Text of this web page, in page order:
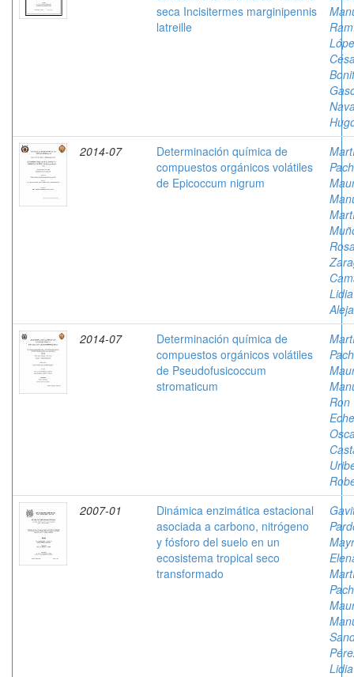
seca Incisitermes marginipennis
latreille
2014-07
Determinación química de
compuestos orgánicos volátiles
de Epicoccum nigrum
Lidia
2014-07
Determinación química de
compuestos orgánicos volátiles
de Pseudofusicoccum
stromaticum
Ron
2007-01
Dinámica enzimática estacional
asociada a carbono, nitrógeno
y fósforo del suelo en un
ecosistema tropical seco
transformado
Lidia